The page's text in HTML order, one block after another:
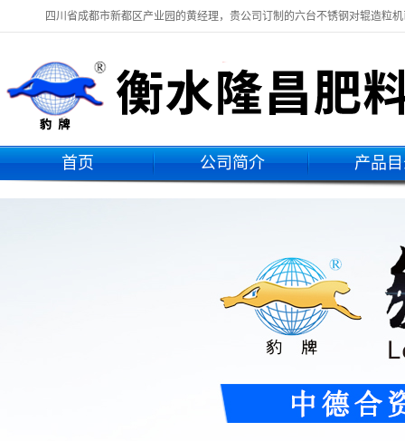
四川省成都市新都区产业园的黄经理，贵公司订制的六台不锈钢对辊造粒
首页 公司简介 产品